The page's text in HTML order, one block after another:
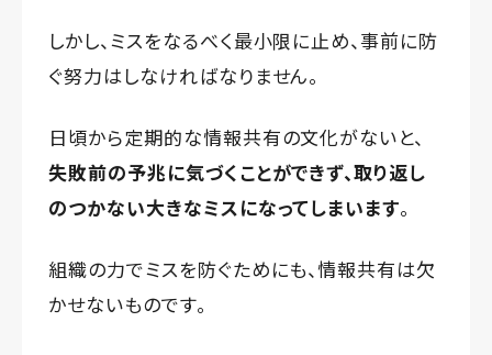
しかし、ミスをなるべく最小限に止め、事前に防
ぐ努力はしなければなりません。
日頃から定期的な情報共有の文化がないと、
失敗前の予兆に気づくことができず、取り返し
のつかない大きなミスになってしまいます。
組織の力でミスを防ぐためにも、情報共有は欠
かせないものです。